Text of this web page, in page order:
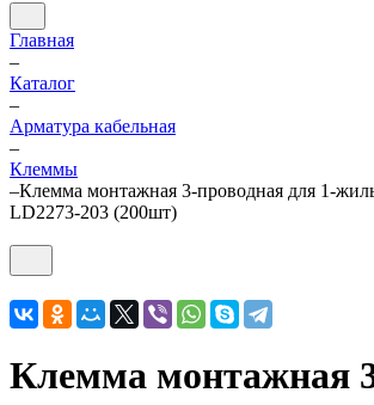
Главная
–
Каталог
–
Арматура кабельная
–
Клеммы
–Клемма монтажная 3-проводная для 1-
LD2273-203 (200шт)
Клемма монтажная